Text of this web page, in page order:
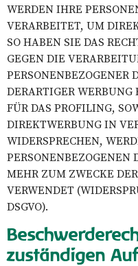
WERDEN IHRE
VERARBEITET, UM
SO HABEN SIE DAS
GEGEN DIE
PERSONENBEZOGENER
DERARTIGER
FÜR DAS PROFILING,
DIREKTWERBUNG IN
WIDERSPRECHEN,
PERSONENBEZOGENEN
MEHR ZUM ZWECKE
VERWENDET
DSGVO).
zuständigen